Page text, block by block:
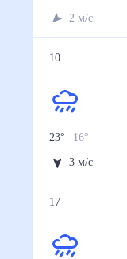
2 м/с
10
23° 16°
3 м/с
17